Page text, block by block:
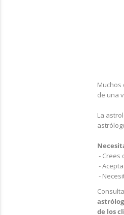
Muchos
de una
La
- Crees
-
-
de los